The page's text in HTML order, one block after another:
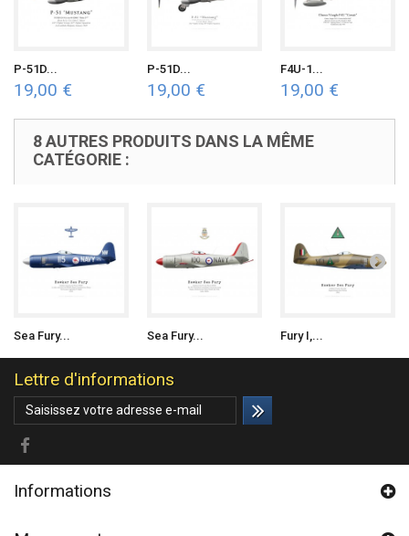
P-51D...
19,00 €
P-51D...
19,00 €
F4U-1...
19,00 €
8 AUTRES PRODUITS DANS LA MÊME
CATÉGORIE :
Sea Fury... Sea Fury... Fury I,...
Lettre d'informations
Informations